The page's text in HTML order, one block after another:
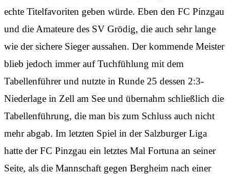
echte Titelfavoriten geben würde. Eben den FC Pinzgau
und die Amateure des SV Grödig, die auch sehr lange
wie der sichere Sieger aussahen. Der kommende Meister
blieb jedoch immer auf Tuchfühlung mit dem
Tabellenführer und nutzte in Runde 25 dessen 2:3-
Niederlage in Zell am See und übernahm schließlich die
Tabellenführung, die man bis zum Schluss auch nicht
mehr abgab. Im letzten Spiel in der Salzburger Liga
hatte der FC Pinzgau ein letztes Mal Fortuna an seiner
Seite, als die Mannschaft gegen Bergheim nach einer